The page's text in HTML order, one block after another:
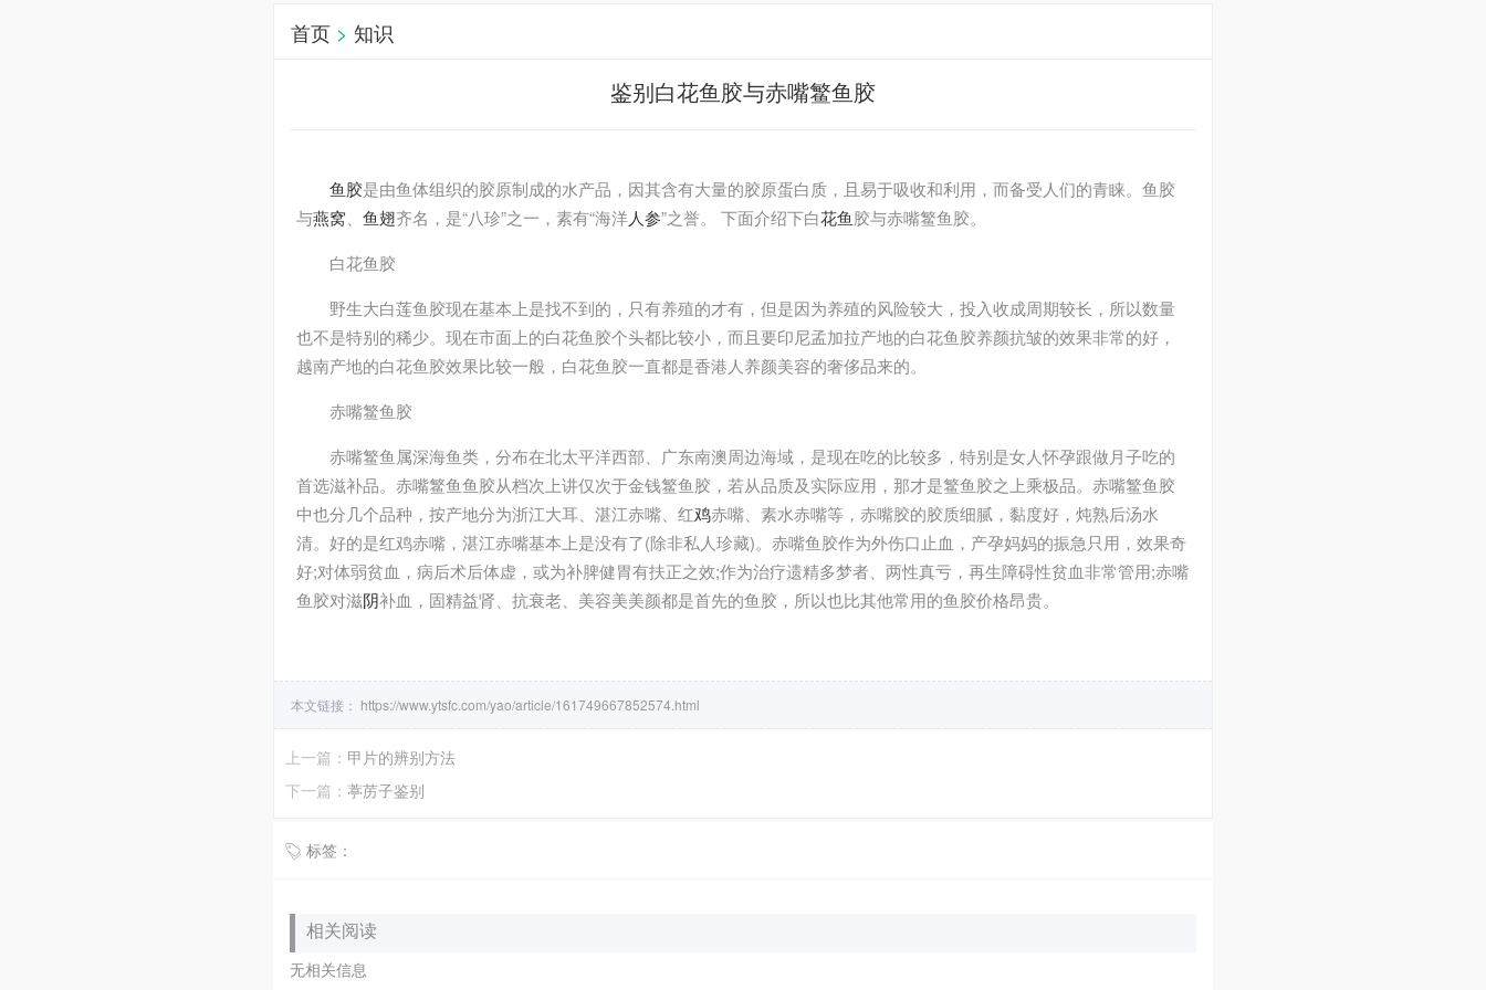
首页 > 知识
鉴别白花鱼胶与赤嘴鳘鱼胶
鱼胶是由鱼体组织的胶原制成的水产品，因其含有大量的胶原蛋白质，且易于吸收和利用，而备受人们的青睐。鱼胶
与燕窝 鱼翅齐名，是“八珍”之一，素有“海洋人参”之誉。 下面介绍下白花鱼胶与赤嘴鳘鱼胶。
白花鱼胶
野生大白莲鱼胶现在基本上是找不到的，只有养殖的才有，但是因为养殖的风险较大，投入收成周期较长，所以数量
也不是特别的稀少。现在市面上的白花鱼胶个头都比较小，而且要印尼孟加拉产地的白花鱼胶养颜抗皱的效果非常的好，
越南产地的白花鱼胶效果比较一般，白花鱼胶一直都是香港人养颜美容的奢侈品来的。
赤嘴鳘鱼胶
赤嘴鳘鱼属深海鱼类，分布在北太平洋西部、广东南澳周边海域，是现在吃的比较多，特别是女人怀孕跟做月子吃的
首选滋补品。赤嘴鳘鱼鱼胶从档次上讲仅次于金钱鳘鱼胶，若从品质及实际应用，那才是鳘鱼胶之上乘极品。赤嘴鳘鱼胶
中也分几个品种，按产地分为浙江大耳、湛江赤嘴、红鸡赤嘴、素水赤嘴等，赤嘴胶的胶质细腻，黏度好，炖熟后汤水
清。好的是红鸡赤嘴，湛江赤嘴基本上是没有了(除非私人珍藏)。赤嘴鱼胶作为外伤口止血，产孕妈妈的振急只用，效果奇
好;对体弱贫血，病后术后体虚，或为补脾健胃有扶正之效;作为治疗遗精多梦者、两性真亏，再生障碍性贫血非常管用;赤嘴
鱼胶对滋阴补血，固精益肾、抗衰老、美容美美颜都是首先的鱼胶，所以也比其他常用的鱼胶价格昂贵。
本文链接： https://www.ytsfc.com/yao/article/161749667852574.html
上一篇： 甲片的辨别方法
下一篇： 葶苈子鉴别
标签：
相关阅读
无相关信息